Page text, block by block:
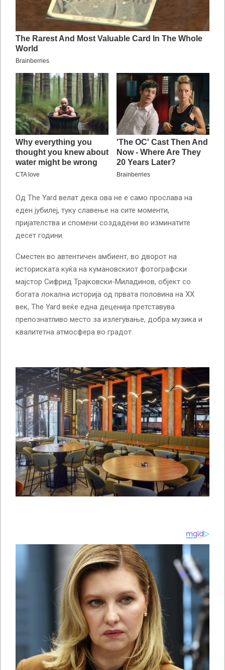
Од The Yard велат дека ова не е само прослава на
еден јубилеј, туку славење на сите моменти,
пријателства и спомени создадени во изминатите
десет години.
Сместен во автентичен амбиент, во дворот на
историската куќа на кумановскиот фотографски
мајстор Сифрид Трајковски-Миладинов, објект со
богата локална историја од првата половина на XX
век, The Yard веќе една деценија претставува
препознатливо место за излегување, добра музика и
квалитетна атмосфера во градот.